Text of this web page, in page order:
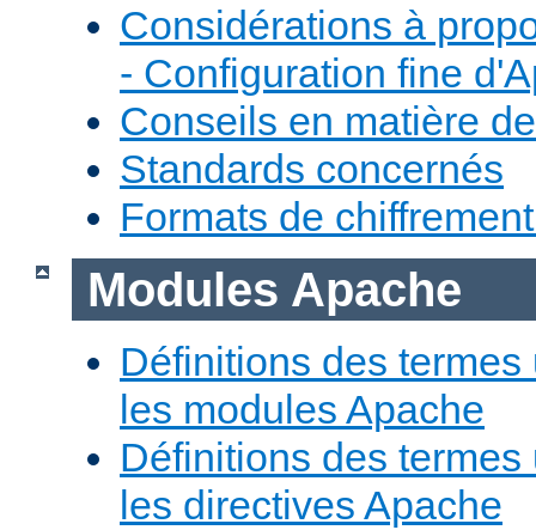
Considérations à
- Configuration fine
Conseils en matière
Standards concernés
Formats de
Modules Apache
Définitions des
les modules Apache
Définitions des
les directives Apache